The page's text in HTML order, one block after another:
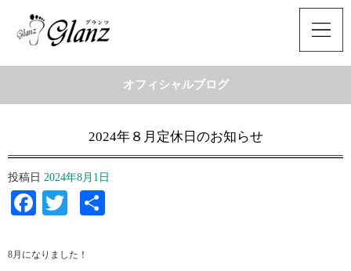
オフィシャルブログ
2024年８月定休日のお知らせ
投稿日 2024年8月1日
Facebook
Twitter
8月になりました！